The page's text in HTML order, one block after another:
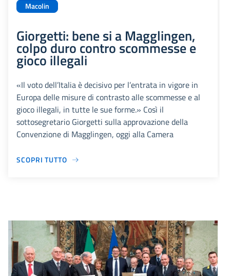
Macolin
Giorgetti: bene si a Magglingen,
colpo duro contro scommesse e
gioco illegali
«Il voto dell’Italia è decisivo per l’entrata in vigore in
Europa delle misure di contrasto alle scommesse e al
gioco illegali, in tutte le sue forme.» Così il
sottosegretario Giorgetti sulla approvazione della
Convenzione di Magglingen, oggi alla Camera
SCOPRI TUTTO